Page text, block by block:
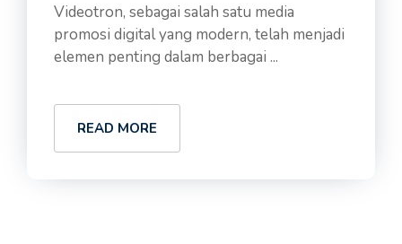
Videotron, sebagai salah satu media
promosi digital yang modern, telah menjadi
elemen penting dalam berbagai ...
READ MORE